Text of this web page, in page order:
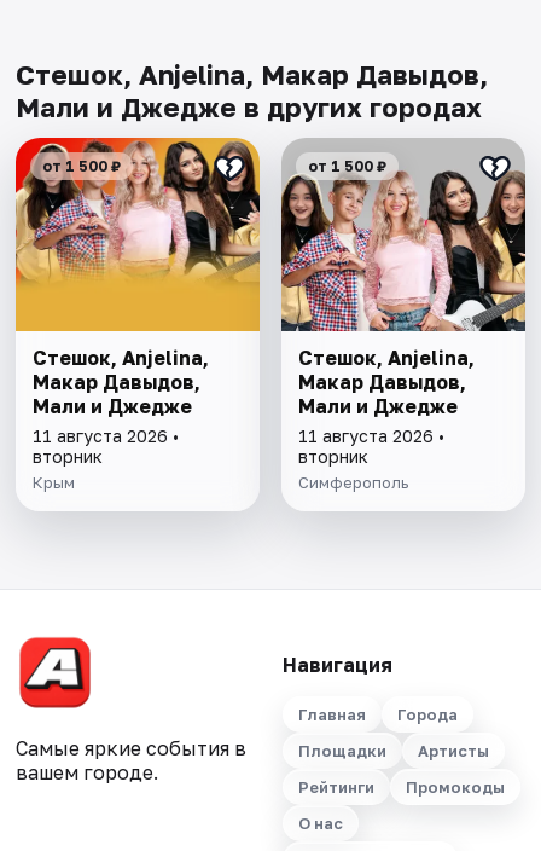
Стешок, Anjelina, Макар Давыдов,
Мали и Джедже в других городах
от 1 500 ₽
Стешок, Anjelina,
Макар Давыдов,
Мали и Джедже
11 августа 2026 •
вторник
Крым
от 1 500 ₽
Стешок, Anjelina,
Макар Давыдов,
Мали и Джедже
11 августа 2026 •
вторник
Симферополь
Самые яркие события в
вашем городе.
Навигация
Главная
Города
Площадки
Артисты
Рейтинги
Промокоды
О нас